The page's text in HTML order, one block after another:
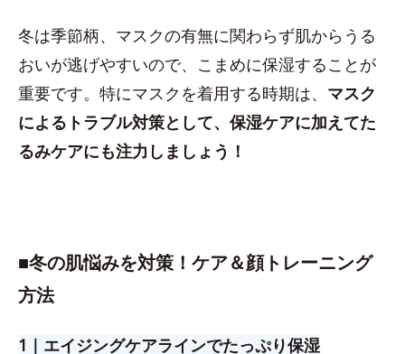
冬は季節柄、マスクの有無に関わらず肌からうる
おいが逃げやすいので、こまめに保湿することが
重要です。特にマスクを着用する時期は、 マスク
によるトラブル対策として、保湿ケアに加えてた
るみケアにも注力しましょう！
■冬の肌悩みを対策！ケア＆顔トレーニング
方法
1｜エイジングケアラインでたっぷり保湿